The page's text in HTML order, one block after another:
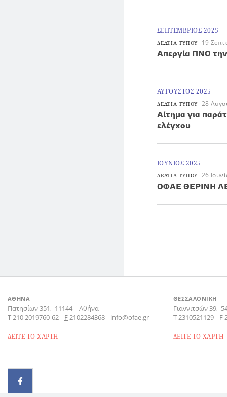
ΣΕΠΤΕΜΒΡΙΟΣ 2025
ΔΕΛΤΙΑ ΤΥΠΟΥ 19
Απεργία ΠΝΟ
ΑΥΓΟΥΣΤΟΣ 2025
ΔΕΛΤΙΑ ΤΥΠΟΥ 28
Aίτημα για
ελέγχου
ΙΟΥΝΙΟΣ 2025
ΔΕΛΤΙΑ ΤΥΠΟΥ 26
ΟΦΑΕ ΘΕΡΙΝΗ
ΑΘΗΝΑ
Πατησίων 351, 11144– Αθήνα
Τ210 2019760-62 F2102284368 info@ofae.gr
ΔΕΙΤΕ ΤΟ ΧΑΡΤΗ
ΘΕΣΣΑΛΟΝΙΚΗ
Γιαννιτσών 39,
Τ2310521129 F
ΔΕΙΤΕ ΤΟ ΧΑΡΤΗ